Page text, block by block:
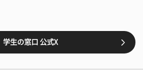
学生の窓口 公式X